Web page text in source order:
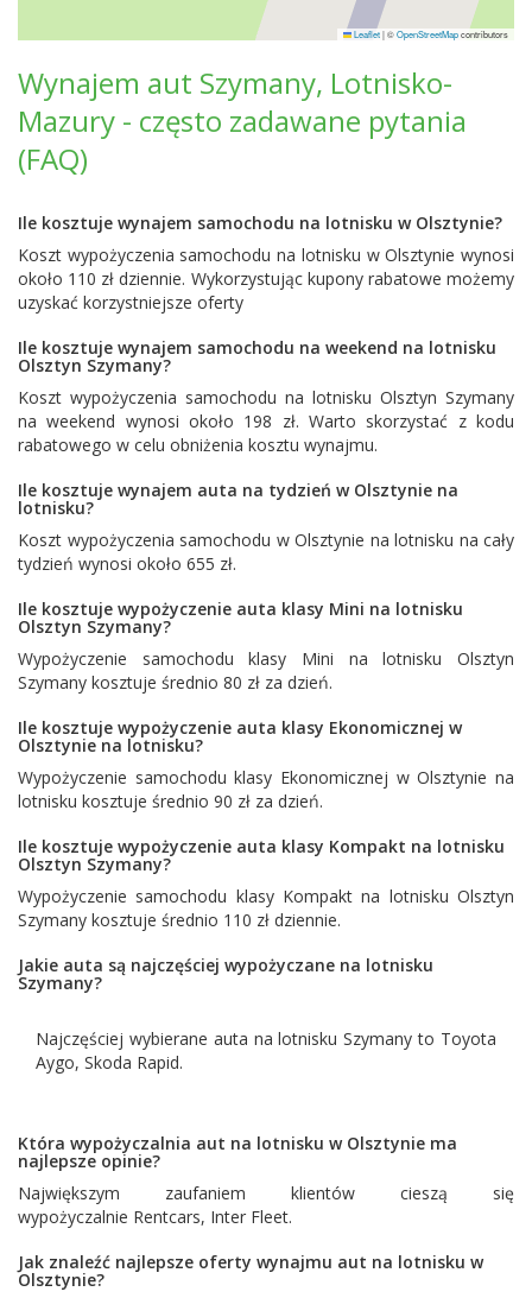
Leaflet|©OpenStreetMapcontributors
Wynajem aut Szymany, Lotnisko-
Mazury - często zadawane pytania
(FAQ)
Ile kosztuje wynajem samochodu na lotnisku w Olsztynie?
Koszt wypożyczenia samochodu na lotnisku w Olsztynie wynosi
około 110 zł dziennie. Wykorzystując kupony rabatowe możemy
uzyskać korzystniejsze oferty
Ile kosztuje wynajem samochodu na weekend na lotnisku
Olsztyn Szymany?
Koszt wypożyczenia samochodu na lotnisku Olsztyn Szymany
na weekend wynosi około 198 zł. Warto skorzystać z kodu
rabatowego w celu obniżenia kosztu wynajmu.
Ile kosztuje wynajem auta na tydzień w Olsztynie na
lotnisku?
Koszt wypożyczenia samochodu w Olsztynie na lotnisku na cały
tydzień wynosi około 655 zł.
Ile kosztuje wypożyczenie auta klasy Mini na lotnisku
Olsztyn Szymany?
Wypożyczenie samochodu klasy Mini na lotnisku Olsztyn
Szymany kosztuje średnio 80 zł za dzień.
Ile kosztuje wypożyczenie auta klasy Ekonomicznej w
Olsztynie na lotnisku?
Wypożyczenie samochodu klasy Ekonomicznej w Olsztynie na
lotnisku kosztuje średnio 90 zł za dzień.
Ile kosztuje wypożyczenie auta klasy Kompakt na lotnisku
Olsztyn Szymany?
Wypożyczenie samochodu klasy Kompakt na lotnisku Olsztyn
Szymany kosztuje średnio 110 zł dziennie.
Jakie auta są najczęściej wypożyczane na lotnisku
Szymany?
Najczęściej wybierane auta na lotnisku Szymany to Toyota
Aygo, Skoda Rapid.
Która wypożyczalnia aut na lotnisku w Olsztynie ma
najlepsze opinie?
Największym zaufaniem klientów cieszą się
wypożyczalnie Rentcars, Inter Fleet.
Jak znaleźć najlepsze oferty wynajmu aut na lotnisku w
Olsztynie?